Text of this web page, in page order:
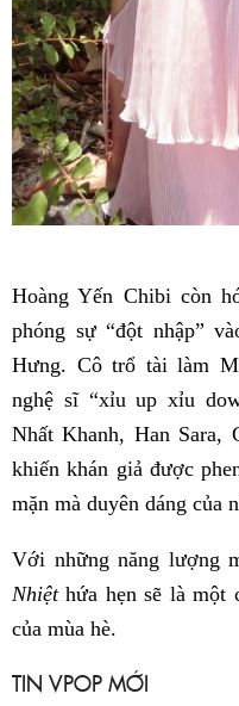
Hoàng Yến Chibi còn
phóng sự “đột nhập”
Hưng. Cô trổ tài làm
nghệ sĩ “xỉu up xỉu
Nhất Khanh, Han
khiến khán giả được
mặn mà duyên dáng của
Với những năng lượng
Nhiệthứa hẹn sẽ là một
của mùa hè.
TIN VPOP MỚI